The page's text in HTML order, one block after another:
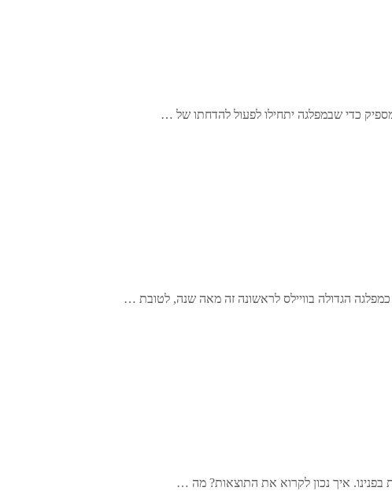
כדי שבמפלגה יתחילו לפעול להדחתו של …
הגדולה בוויילס לראשונה זה מאה שנה, לטובת …
בפנינו. איך נכון לקרוא את התוצאות? מה …